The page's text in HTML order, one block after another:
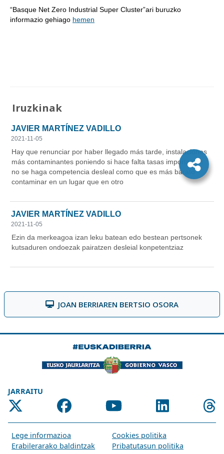
“Basque Net Zero Industrial Super Cluster”ari buruzko
informazio gehiago hemen
Iruzkinak
JOAN BERRIAREN BERTSIO OSORA
JARRAITU
Lege informazioa
Cookies politika
Erabilerarako baldintzak
Pribatutasun politika